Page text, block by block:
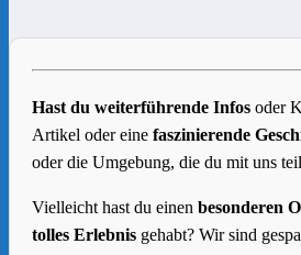
Hast du weiterführende Infos oder
Artikel oder eine faszinierende
oder die Umgebung, die du mit uns
Vielleicht hast du einen besonderen
tolles Erlebnis gehabt? Wir sind